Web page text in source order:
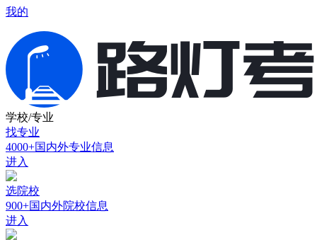
我的
学校/专业
找专业
4000+国内外专业信息
进入
选院校
900+国内外院校信息
进入